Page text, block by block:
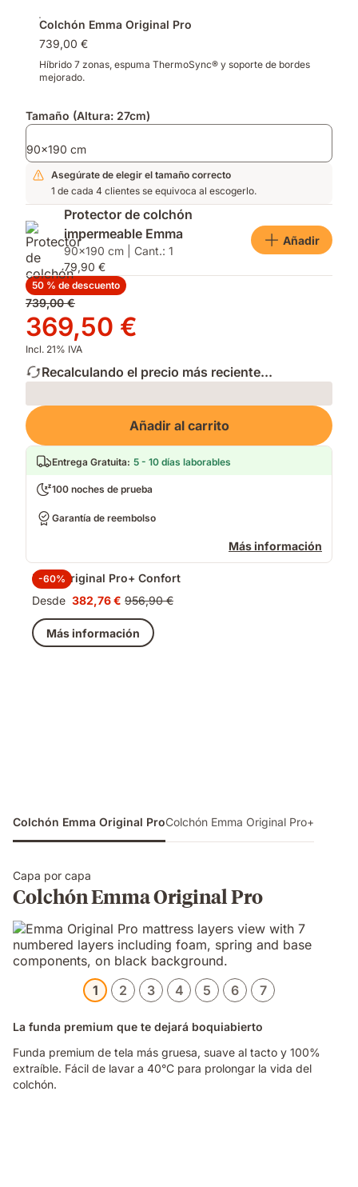
bordes
reforzado.
Colchón Emma Original Pro
739,00 €
Híbrido 7 zonas, espuma ThermoSync® y soporte de bordes
mejorado.
Tamaño (Altura: 27cm)
90x190 cm
Asegúrate de elegir el tamaño correcto
1 de cada 4 clientes se equivoca al escogerlo.
Protector de colchón
impermeable Emma
90x190 cm | Cant.: 1
79,90 €
Añadir
50 % de descuento
Precio
original
739,00 €
739,00 €
Precio
369,50 €
369,50 €
Incl. 21% IVA
Recalculando el precio más reciente...
Loading
Añadir al carrito
Entrega Gratuita: 5 - 10 días laborables
100 noches de prueba
Garantía de reembolso
Más información
-60%
Pack Original Pro+ Confort
Desde Precio
382,76 €
382,76 € Precio
original
956,90 €
956,90 €
Más información
Colchón Emma Original ProColchón Emma Original Pro+
Capa por capa
Colchón Emma Original Pro
1 2 3 4 5 6 7
La funda premium que te dejará boquiabierto
Funda premium de tela más gruesa, suave al tacto y 100%
extraíble. Fácil de lavar a 40°C para prolongar la vida del
colchón.